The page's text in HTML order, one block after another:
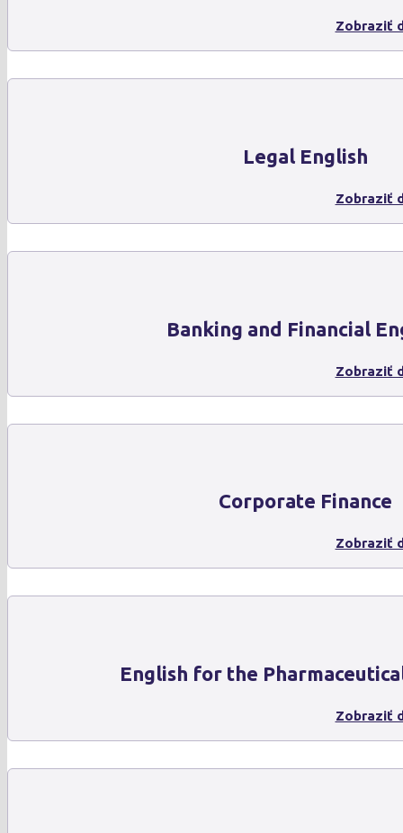
Zobraziť
Legal English
Zobraziť
Banking and Financial
Zobraziť
Corporate Finance
Zobraziť
English for the
Zobraziť